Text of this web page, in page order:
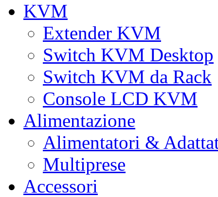
KVM
Extender KVM
Switch KVM Desktop
Switch KVM da Rack
Console LCD KVM
Alimentazione
Alimentatori &
Multiprese
Accessori